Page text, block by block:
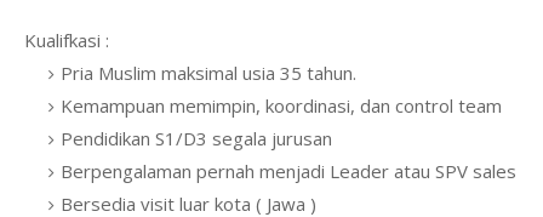
Kualifkasi :
Pria Muslim maksimal usia 35 tahun.
Kemampuan memimpin, koordinasi, dan control team
Pendidikan S1/D3 segala jurusan
Berpengalaman pernah menjadi Leader atau SPV sales
Bersedia visit luar kota ( Jawa )